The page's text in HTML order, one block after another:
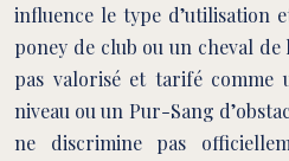
influence le type d’utilisation
poney de club ou un cheval
pas valorisé et tarifé comme
niveau ou un Pur-Sang
ne discrimine pas